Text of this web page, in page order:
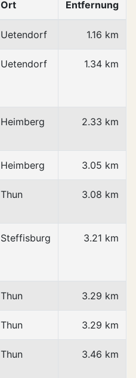
Ort Entfernung
Uetendorf 1.16 km
Uetendorf 1.34 km
Heimberg 2.33 km
Heimberg 3.05 km
Thun 3.08 km
Steffisburg 3.21 km
Thun 3.29 km
Thun 3.29 km
Thun 3.46 km